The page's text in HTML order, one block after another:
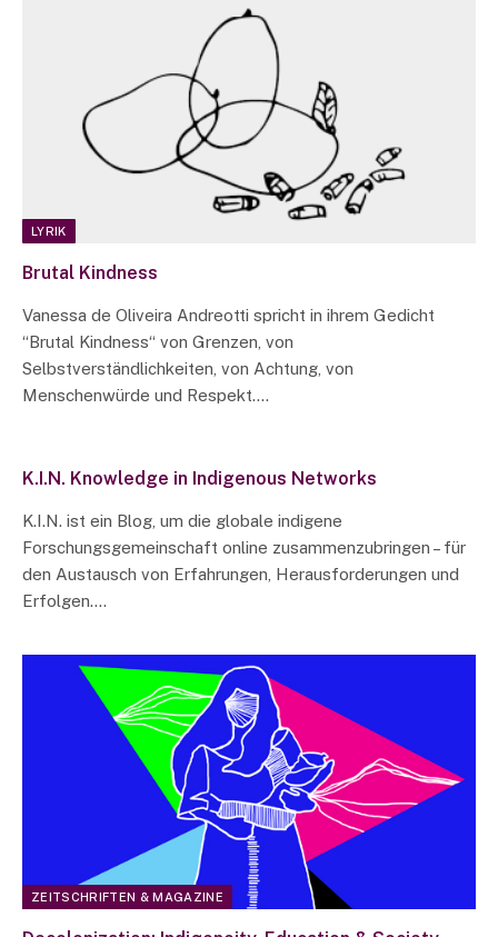
LYRIK
Brutal Kindness
Vanessa de Oliveira Andreotti spricht in ihrem Gedicht
“Brutal Kindness“ von Grenzen, von
Selbstverständlichkeiten, von Achtung, von
Menschenwürde und Respekt.…
K.I.N. Knowledge in Indigenous Networks
K.I.N. ist ein Blog, um die globale indigene
Forschungsgemeinschaft online zusammenzubringen – für
den Austausch von Erfahrungen, Herausforderungen und
Erfolgen.…
ZEITSCHRIFTEN & MAGAZINE